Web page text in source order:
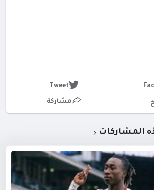
Tweet
مشاركة
المشاركات